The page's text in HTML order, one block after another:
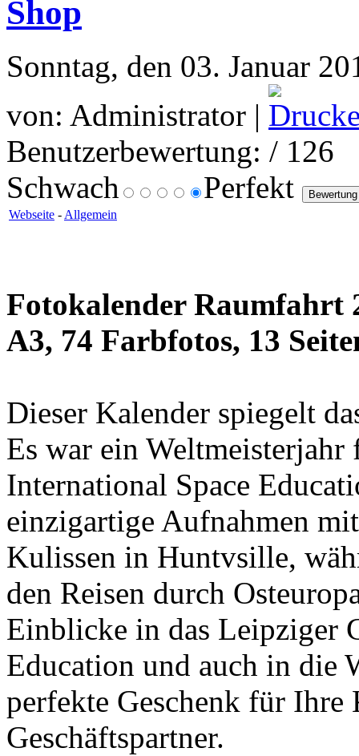
Shop
Sonntag, den 03. Januar
von: Administrator |
Benutzerbewertung: / 126
Schwach
Perfekt
Webseite - Allgemein
Fotokalender Raumfahrt
A3, 74 Farbfotos, 13
Dieser Kalender spiegelt
Es war ein
International Space
einzigartige Aufnahmen
Kulissen in Huntvsille,
den Reisen durch
Einblicke in das Leipziger
Education und auch in die
perfekte Geschenk für Ihre
Geschäftspartner.